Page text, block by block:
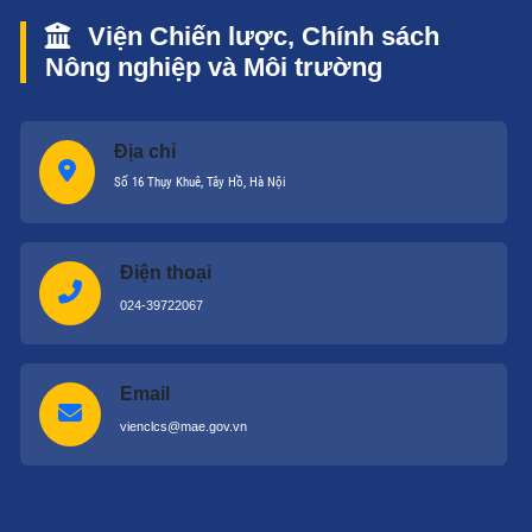
Viện Chiến lược, Chính sách
Nông nghiệp và Môi trường
Địa chỉ
Số 16 Thụy Khuê, Tây Hồ, Hà Nội
Điện thoại
024-39722067
Email
vienclcs@mae.gov.vn